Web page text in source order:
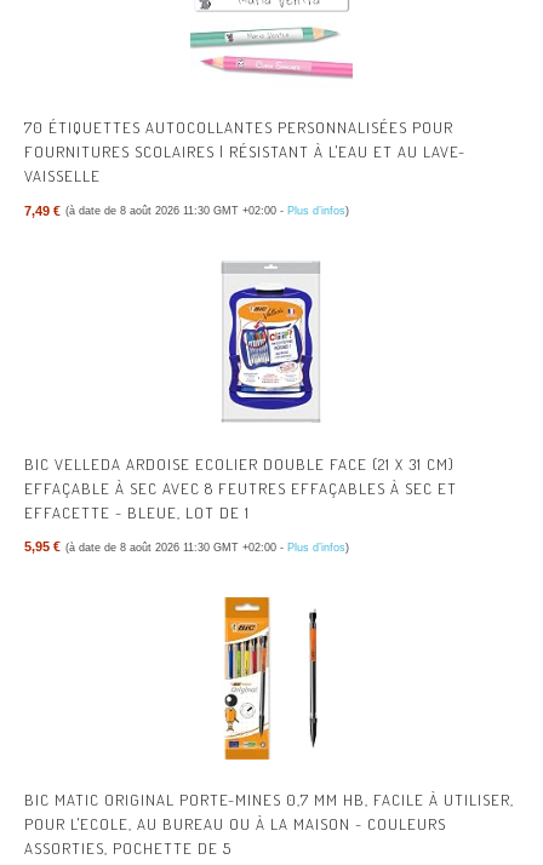
70 ÉTIQUETTES AUTOCOLLANTES PERSONNALISÉES POUR
FOURNITURES SCOLAIRES | RÉSISTANT À L'EAU ET AU LAVE-
VAISSELLE
7,49 € (à date de 8 août 2026 11:30 GMT +02:00 - Plus d’infos)
BIC VELLEDA ARDOISE ECOLIER DOUBLE FACE (21 X 31 CM)
EFFAÇABLE À SEC AVEC 8 FEUTRES EFFAÇABLES À SEC ET
EFFACETTE - BLEUE, LOT DE 1
5,95 € (à date de 8 août 2026 11:30 GMT +02:00 - Plus d’infos)
BIC MATIC ORIGINAL PORTE-MINES 0,7 MM HB, FACILE À UTILISER,
POUR L'ECOLE, AU BUREAU OU À LA MAISON - COULEURS
ASSORTIES, POCHETTE DE 5